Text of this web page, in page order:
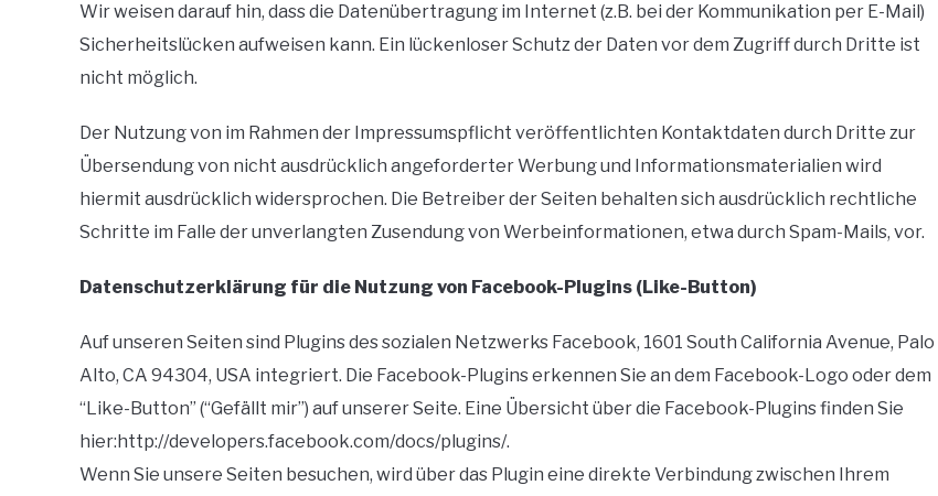
Wir weisen darauf hin, dass die Datenübertragung im Internet (z.B. bei der Kommunikation per E-Mail)
Sicherheitslücken aufweisen kann. Ein lückenloser Schutz der Daten vor dem Zugriff durch Dritte ist
nicht möglich.
Der Nutzung von im Rahmen der Impressumspflicht veröffentlichten Kontaktdaten durch Dritte zur
Übersendung von nicht ausdrücklich angeforderter Werbung und Informationsmaterialien wird
hiermit ausdrücklich widersprochen. Die Betreiber der Seiten behalten sich ausdrücklich rechtliche
Schritte im Falle der unverlangten Zusendung von Werbeinformationen, etwa durch Spam-Mails, vor.
Datenschutzerklärung für die Nutzung von Facebook-Plugins (Like-Button)
Auf unseren Seiten sind Plugins des sozialen Netzwerks Facebook, 1601 South California Avenue, Palo
Alto, CA 94304, USA integriert. Die Facebook-Plugins erkennen Sie an dem Facebook-Logo oder dem
“Like-Button” (“Gefällt mir”) auf unserer Seite. Eine Übersicht über die Facebook-Plugins finden Sie
hier:http://developers.facebook.com/docs/plugins/.
Wenn Sie unsere Seiten besuchen, wird über das Plugin eine direkte Verbindung zwischen Ihrem